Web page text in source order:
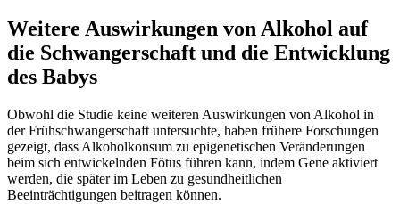
Weitere Auswirkungen von Alkohol auf
die Schwangerschaft und die Entwicklung
des Babys
Obwohl die Studie keine weiteren Auswirkungen von Alkohol in
der Frühschwangerschaft untersuchte, haben frühere Forschungen
gezeigt, dass Alkoholkonsum zu epigenetischen Veränderungen
beim sich entwickelnden Fötus führen kann, indem Gene aktiviert
werden, die später im Leben zu gesundheitlichen
Beeinträchtigungen beitragen können.